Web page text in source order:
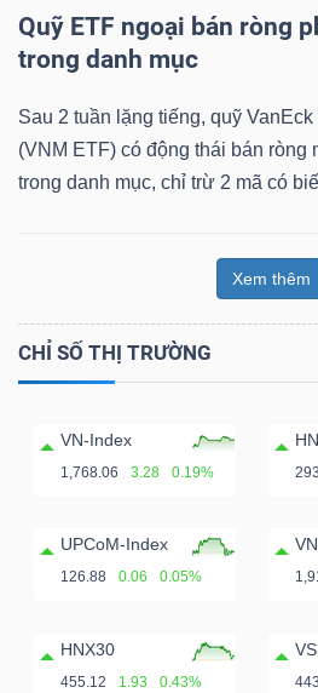
Quỹ ETF ngoại bán ròng
trong danh mục
Sau 2 tuần lặng tiếng, quỹ
(VNM ETF) có động thái bán ròng
trong danh mục, chỉ trừ 2 mã có
Xem thêm
CHỈ SỐ THỊ TRƯỜNG
VN-Index
1,768.06 3.28 0.19%
UPCoM-Index
126.88 0.06 0.05%
HNX30
455.12 1.93 0.43%